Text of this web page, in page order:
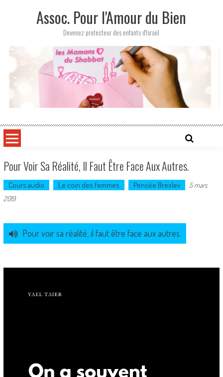
Assoc. Pour l'Amour du Bien
Devenez protecteur des enfants d'Israël
Pour Voir Sa Réalité, Il Faut Être Face Aux Autres.
Cours audio Le coin des femmes Pensée Breslev
5 mars
2019
Pour voir sa réalité, il faut être face aux autres.